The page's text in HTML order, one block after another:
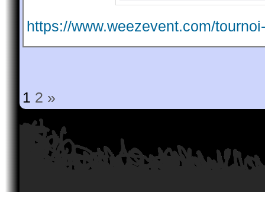
https://www.weezevent.com/
1 2 »